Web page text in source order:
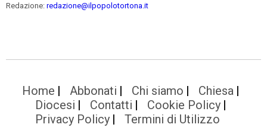
Redazione: redazione@ilpopolotortona.it
Home Abbonati Chi siamo
Chiesa
Diocesi
Contatti
Cookie Policy
Privacy Policy
Termini di Utilizzo